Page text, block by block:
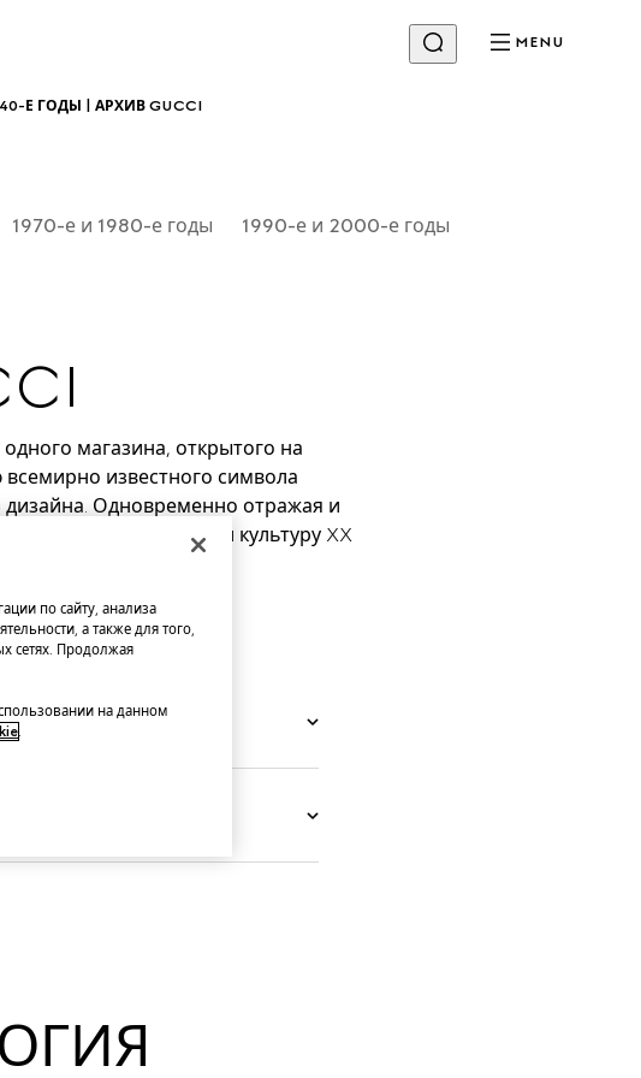
MENU
Е ГОДЫ | АРХИВ GUCCI
1970-е и 1980-е годы 1990-е и 2000-е годы
магазина, открытого на
известного символа
дизайна. Одновременно отражая и
повлияла на моду и культуру XX
по сайту, анализа
а также для того,
сетях. Продолжая
на данном
.